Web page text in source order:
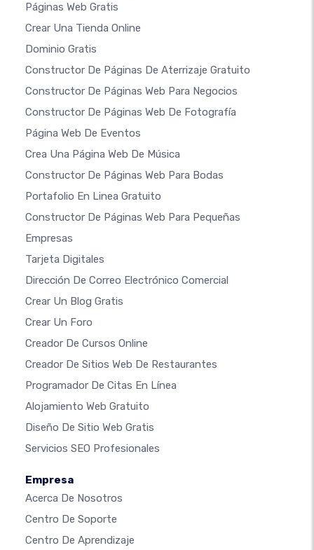
Páginas Web Gratis
Crear Una Tienda Online
Dominio Gratis
Constructor De Páginas De Aterrizaje Gratuito
Constructor De Páginas Web Para Negocios
Constructor De Páginas Web De Fotografía
Página Web De Eventos
Crea Una Página Web De Música
Constructor De Páginas Web Para Bodas
Portafolio En Linea Gratuito
Constructor De Páginas Web Para Pequeñas
Empresas
Tarjeta Digitales
Dirección De Correo Electrónico Comercial
Crear Un Blog Gratis
Crear Un Foro
Creador De Cursos Online
Creador De Sitios Web De Restaurantes
Programador De Citas En Línea
Alojamiento Web Gratuito
Diseño De Sitio Web Gratis
Servicios SEO Profesionales
Empresa
Acerca De Nosotros
Centro De Soporte
Centro De Aprendizaje